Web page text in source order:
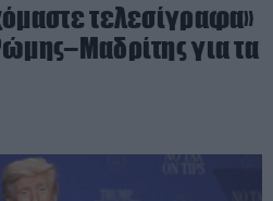
τελεσίγραφα»
για τα